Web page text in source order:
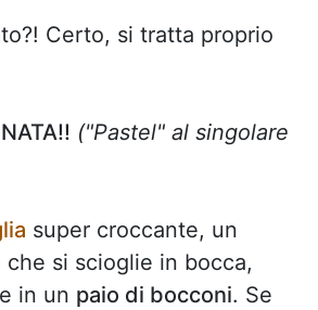
Certo, si tratta proprio
("Pastel" al singolare
super croccante, un
che si scioglie in bocca,
in un paio di bocconi. Se